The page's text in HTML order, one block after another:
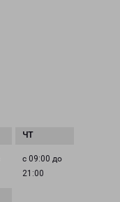
с 09:00 до
21:00